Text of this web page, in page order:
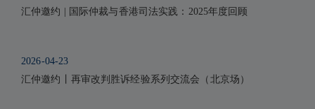
汇仲邀约 | 国际仲裁与香港司法实践：2025年度回顾
2026-04-23
汇仲邀约丨再审改判胜诉经验系列交流会（北京场）